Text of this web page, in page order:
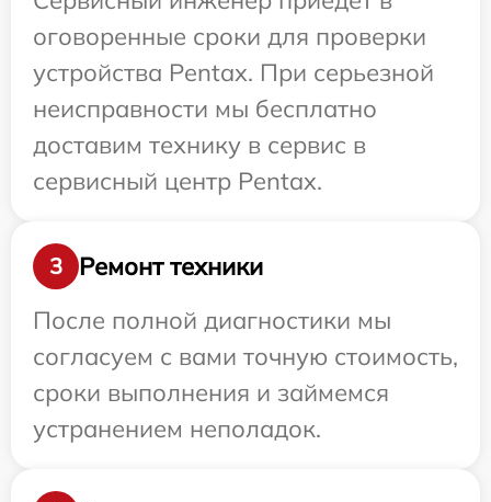
оговоренные сроки для проверки
устройства Pentax. При серьезной
неисправности мы бесплатно
доставим технику в сервис в
сервисный центр Pentax.
3
Ремонт техники
После полной диагностики мы
согласуем с вами точную стоимость,
сроки выполнения и займемся
устранением неполадок.